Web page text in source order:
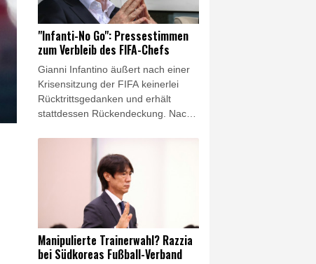
Hendrich für die Chicago Stars in
der NWSL gespielt.
"Infanti-No Go": Pressestimmen
zum Verbleib des FIFA-Chefs
Gianni Infantino äußert nach einer
Krisensitzung der FIFA keinerlei
Rücktrittsgedanken und erhält
stattdessen Rückendeckung. Nach
Präsident des Fußball-
Weltverbandes zum Gegenangriff
auf seine Kritiker aus. Die
internationalen Pressestimmen im
Manipulierte Trainerwahl? Razzia
bei Südkoreas Fußball-Verband